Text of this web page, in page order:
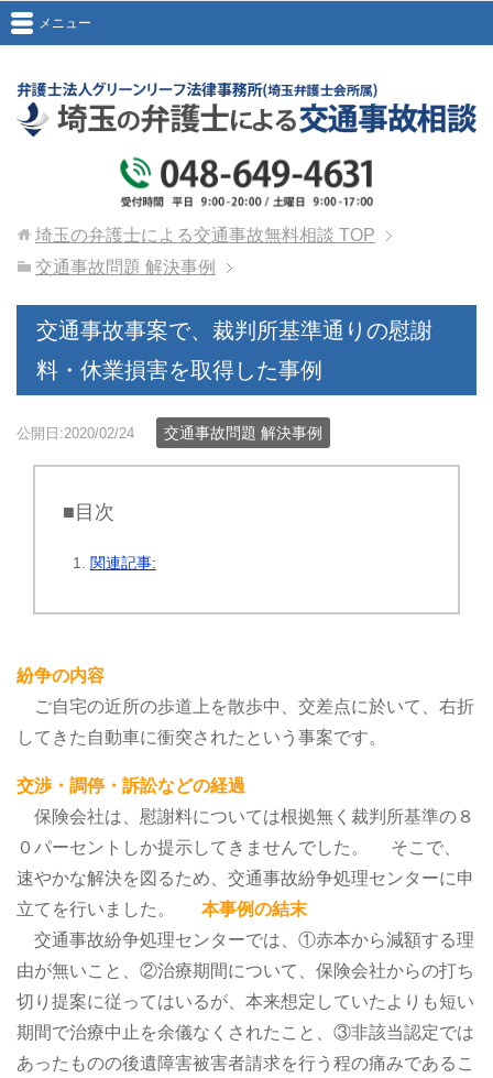
メニュー
埼玉の弁護士による交通事故無料相談 TOP
交通事故問題 解決事例
交通事故事案で、裁判所基準通りの慰謝
料・休業損害を取得した事例
公開日:2020/02/24 交通事故問題 解決事例
■目次
関連記事:
紛争の内容
ご自宅の近所の歩道上を散歩中、交差点に於いて、右折
してきた自動車に衝突されたという事案です。
交渉・調停・訴訟などの経過
保険会社は、慰謝料については根拠無く裁判所基準の８
０パーセントしか提示してきませんでした。
そこで、
速やかな解決を図るため、交通事故紛争処理センターに申
立てを行いました。
本事例の結末
交通事故紛争処理センターでは、①赤本から減額する理
由が無いこと、②治療期間について、保険会社からの打ち
切り提案に従ってはいるが、本来想定していたよりも短い
期間で治療中止を余儀なくされたこと、③非該当認定では
あったものの後遺障害被害者請求を行う程の痛みであるこ